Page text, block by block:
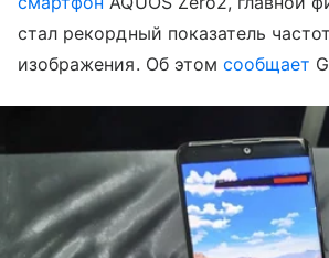
стал рекордный показатель
изображения. Об этомсообщает